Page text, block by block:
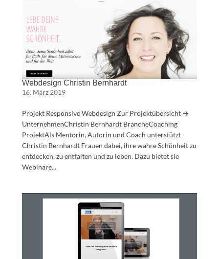
Webdesign Christin Bernhardt
16. März 2019
Projekt Responsive Webdesign Zur Projektübersicht →
UnternehmenChristin Bernhardt BrancheCoaching
ProjektAls Mentorin, Autorin und Coach unterstützt
Christin Bernhardt Frauen dabei, ihre wahre Schönheit zu
entdecken, zu entfalten und zu leben. Dazu bietet sie
Webinare...